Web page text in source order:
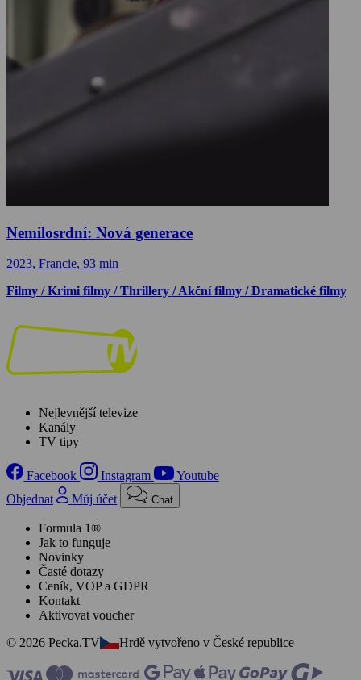
Nemilosrdní: Nová generace
2023, Francie, 93 min
Filmy / Krimi filmy / Thrillery / Akční filmy / Dramatické filmy
Nejlevnější televize
Kanály
TV tipy
Facebook Instagram
Youtube
Objednat
Můj účet Chat
Formula 1®
Jak to funguje
Novinky
Časté dotazy
Ceník, VOP a GDPR
Kontakt
Aktivovat voucher
© 2026 Pecka.TV
Hrdě vytvořeno v České republice